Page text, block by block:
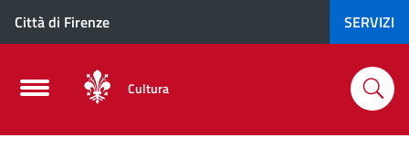
Città di Firenze SERVIZI
Cultura